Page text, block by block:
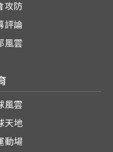
攻防
評論
風雲
風雲
天地
動場